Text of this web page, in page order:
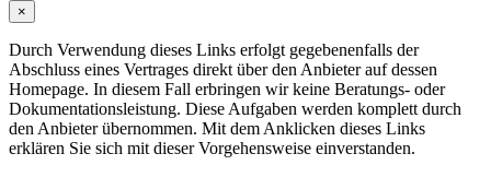
×
Durch Verwendung dieses Links erfolgt gegebenenfalls der
Abschluss eines Vertrages direkt über den Anbieter auf dessen
Homepage. In diesem Fall erbringen wir keine Beratungs- oder
Dokumentationsleistung. Diese Aufgaben werden komplett durch
den Anbieter übernommen. Mit dem Anklicken dieses Links
erklären Sie sich mit dieser Vorgehensweise einverstanden.